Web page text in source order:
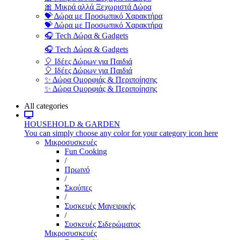
🎀 Μικρά αλλά Ξεχωριστά Δώρα
💝 Δώρα με Προσωπικό Χαρακτήρα
💝 Δώρα με Προσωπικό Χαρακτήρα
🎧 Tech Δώρα & Gadgets
🎧 Tech Δώρα & Gadgets
🎈 Ιδέες Δώρων για Παιδιά
🎈 Ιδέες Δώρων για Παιδιά
✨ Δώρα Ομορφιάς & Περιποίησης
✨ Δώρα Ομορφιάς & Περιποίησης
All categories
HOUSEHOLD & GARDEN
You can simply choose any color for your category icon here
Μικροσυσκευές
Fun Cooking
/
Πρωινό
/
Σκούπες
/
Συσκευές Μαγειρικής
/
Συσκευές Σιδερώματος
Μικροσυσκευές